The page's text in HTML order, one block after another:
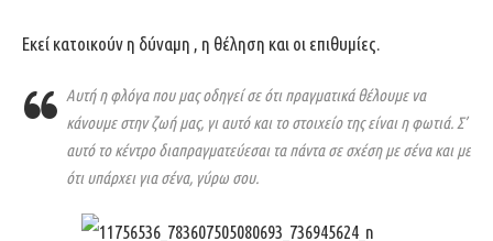
Εκεί κατοικούν η δύναμη , η θέληση και οι επιθυμίες.
Αυτή η φλόγα που μας οδηγεί σε ότι πραγματικά θέλουμε να
κάνουμε στην ζωή μας, γι αυτό και το στοιχείο της είναι η φωτιά. Σ’
αυτό το κέντρο διαπραγματεύεσαι τα πάντα σε σχέση με σένα και με
ότι υπάρχει για σένα, γύρω σου.